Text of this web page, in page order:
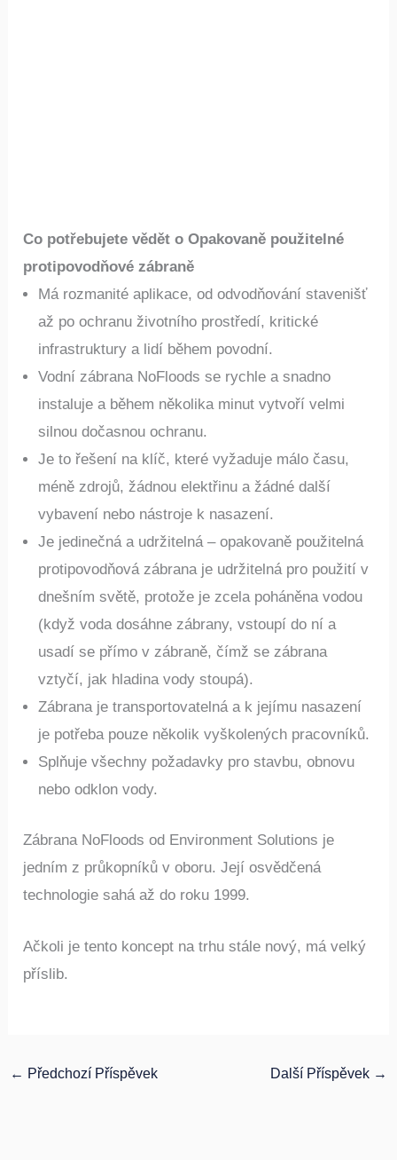
Co potřebujete vědět o Opakovaně použitelné
protipovodňové zábraně
Má rozmanité aplikace, od odvodňování stavenišť
až po ochranu životního prostředí, kritické
infrastruktury a lidí během povodní.
Vodní zábrana NoFloods se rychle a snadno
instaluje a během několika minut vytvoří velmi
silnou dočasnou ochranu.
Je to řešení na klíč, které vyžaduje málo času,
méně zdrojů, žádnou elektřinu a žádné další
vybavení nebo nástroje k nasazení.
Je jedinečná a udržitelná – opakovaně použitelná
protipovodňová zábrana je udržitelná pro použití v
dnešním světě, protože je zcela poháněna vodou
(když voda dosáhne zábrany, vstoupí do ní a
usadí se přímo v zábraně, čímž se zábrana
vztyčí, jak hladina vody stoupá).
Zábrana je transportovatelná a k jejímu nasazení
je potřeba pouze několik vyškolených pracovníků.
Splňuje všechny požadavky pro stavbu, obnovu
nebo odklon vody.
Zábrana NoFloods od Environment Solutions je
jedním z průkopníků v oboru. Její osvědčená
technologie sahá až do roku 1999.
Ačkoli je tento koncept na trhu stále nový, má velký
příslib.
← Předchozí Příspěvek Další Příspěvek →